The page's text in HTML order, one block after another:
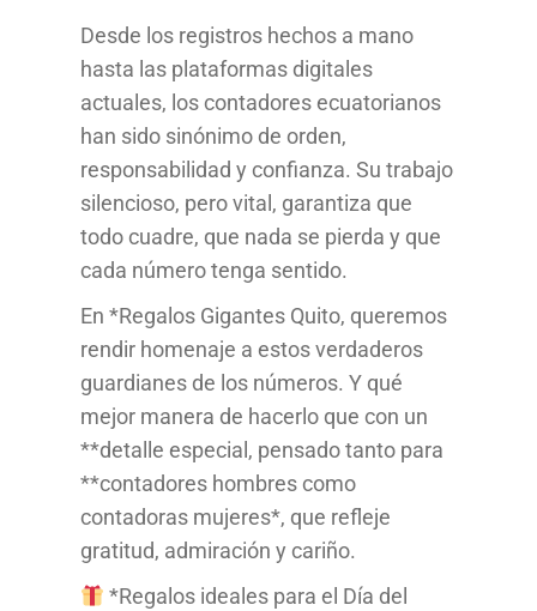
Desde los registros hechos a mano
hasta las plataformas digitales
actuales, los contadores ecuatorianos
han sido sinónimo de orden,
responsabilidad y confianza. Su trabajo
silencioso, pero vital, garantiza que
todo cuadre, que nada se pierda y que
cada número tenga sentido.
En *Regalos Gigantes Quito, queremos
rendir homenaje a estos verdaderos
guardianes de los números. Y qué
mejor manera de hacerlo que con un
**detalle especial, pensado tanto para
**contadores hombres como
contadoras mujeres*, que refleje
gratitud, admiración y cariño.
*Regalos ideales para el Día del